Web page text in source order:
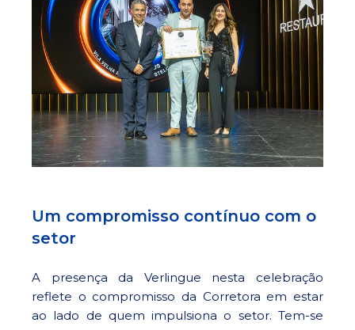
Um compromisso contínuo com o
setor
A presença da Verlingue nesta celebração
reflete o compromisso da Corretora em estar
ao lado de quem impulsiona o setor. Tem-se